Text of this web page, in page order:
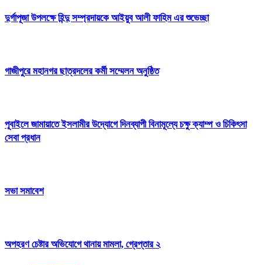
দুর্গাপূজা উপলক্ষে হিন্দু সম্প্রদায়কে আইয়ুব আলী ফাহিম এর শুভেচ্ছা
গাজীপুরে মহানগর ছাত্রদলের কর্মী সম্মেলন অনুষ্ঠিত
পূবাইলে জামায়াতে ইসলামীর উদ্যোগে দিনব্যাপী বিনামূল্যে চক্ষু ক্যাম্প ও চিকিৎসা
সেবা প্রধান
সভা সমাবেশ
অপহরণ চেষ্টার অভিযোগে থানায় মামলা, গ্রেপ্তার ২